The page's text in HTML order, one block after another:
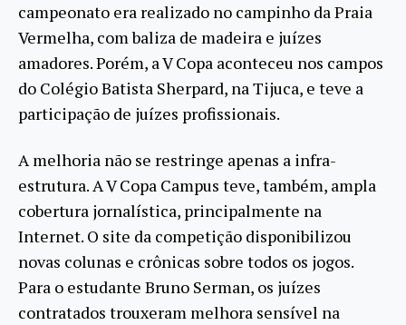
campeonato era realizado no campinho da Praia
Vermelha, com baliza de madeira e juízes
amadores. Porém, a V Copa aconteceu nos campos
do Colégio Batista Sherpard, na Tijuca, e teve a
participação de juízes profissionais.
A melhoria não se restringe apenas a infra-
estrutura. A V Copa Campus teve, também, ampla
cobertura jornalística, principalmente na
Internet. O site da competição disponibilizou
novas colunas e crônicas sobre todos os jogos.
Para o estudante Bruno Serman, os juízes
contratados trouxeram melhora sensível na